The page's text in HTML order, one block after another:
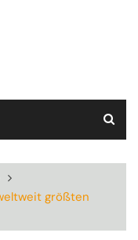
größten